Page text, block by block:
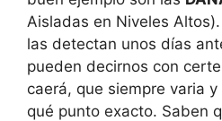
Aisladas en Niveles
las detectan unos días
pueden decirnos con
caerá, que siempre varia
qué punto exacto. Saben